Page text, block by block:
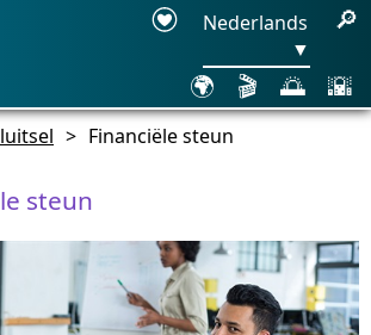
Nederlands
▼
🔎
🌍 🎬 🌅 🌇
> Financiële steun
steun